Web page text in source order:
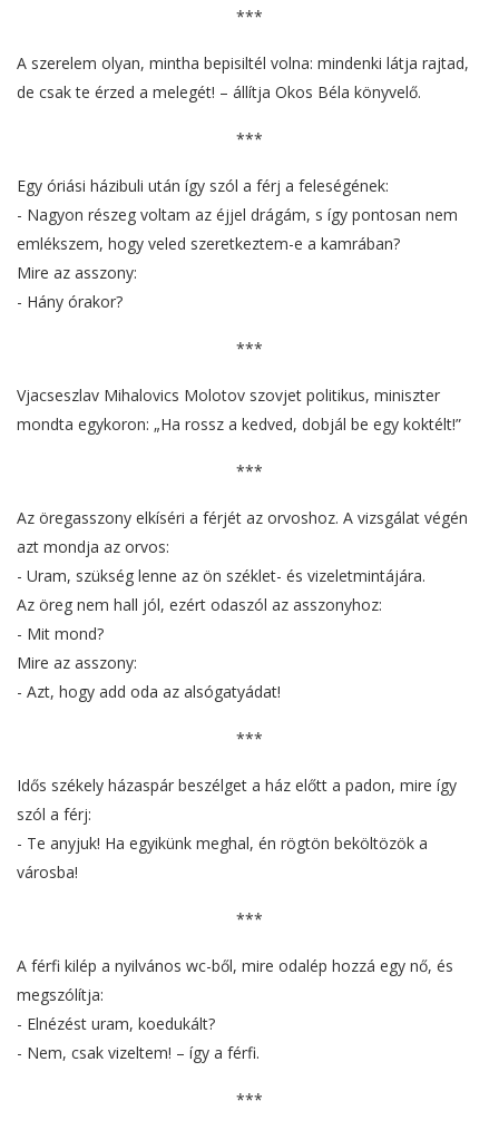
***
A szerelem olyan, mintha bepisiltél volna: mindenki látja rajtad,
de csak te érzed a melegét! – állítja Okos Béla könyvelő.
***
Egy óriási házibuli után így szól a férj a feleségének:
- Nagyon részeg voltam az éjjel drágám, s így pontosan nem
emlékszem, hogy veled szeretkeztem-e a kamrában?
Mire az asszony:
- Hány órakor?
***
Vjacseszlav Mihalovics Molotov szovjet politikus, miniszter
mondta egykoron: „Ha rossz a kedved, dobjál be egy koktélt!”
***
Az öregasszony elkíséri a férjét az orvoshoz. A vizsgálat végén
azt mondja az orvos:
- Uram, szükség lenne az ön széklet- és vizeletmintájára.
Az öreg nem hall jól, ezért odaszól az asszonyhoz:
- Mit mond?
Mire az asszony:
- Azt, hogy add oda az alsógatyádat!
***
Idős székely házaspár beszélget a ház előtt a padon, mire így
szól a férj:
- Te anyjuk! Ha egyikünk meghal, én rögtön beköltözök a
városba!
***
A férfi kilép a nyilvános wc-ből, mire odalép hozzá egy nő, és
megszólítja:
- Elnézést uram, koedukált?
- Nem, csak vizeltem! – így a férfi.
***